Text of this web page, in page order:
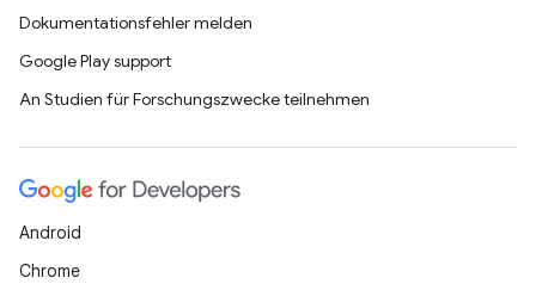
Dokumentationsfehler melden
Google Play support
An Studien für Forschungszwecke teilnehmen
Android
Chrome